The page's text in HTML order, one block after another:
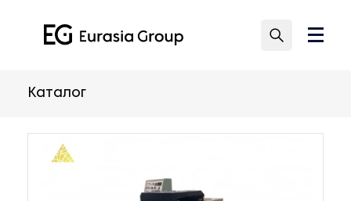
Каталог